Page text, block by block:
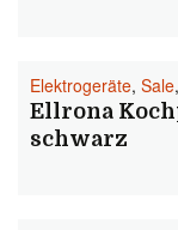
Elektrogeräte, Sale,
Ellrona
schwarz